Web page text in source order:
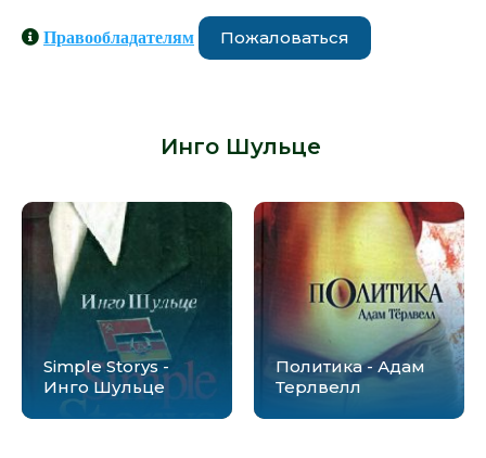
Правообладателям Пожаловаться
Инго Шульце
Simple Storys -
Инго Шульце
Политика - Адам
Терлвелл